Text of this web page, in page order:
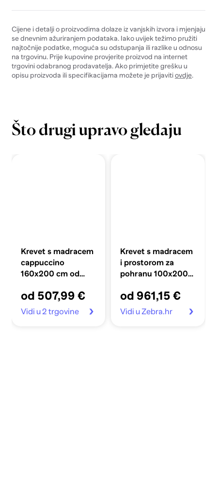
Cijene i detalji o proizvodima dolaze iz vanjskih izvora i mjenjaju
se dnevnim ažuriranjem podataka. Iako uvijek težimo pružiti
najtočnije podatke, moguća su odstupanja ili razlike u odnosu
na trgovinu. Prije kupovine provjerite proizvod na internet
trgovini odabranog prodavatelja. Ako primjetite grešku u
opisu proizvoda ili specifikacijama možete je prijavitiovdje.
Što drugi upravo gledaju
Krevet s madracem
cappuccino
160x200 cm od
od 507,99 €
Vidi u 2 trgovine
Krevet s madracem
i prostorom za
pohranu 100x200
kvadratićima,
tamno siva
od 961,15 €
Vidi u Zebra.hr